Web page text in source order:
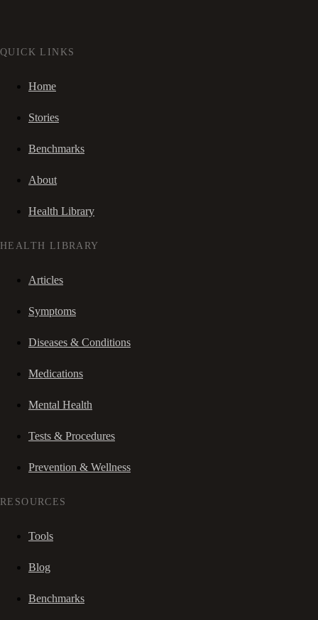
QUICK LINKS
Home
Stories
Benchmarks
About
Health Library
HEALTH LIBRARY
Articles
Symptoms
Diseases & Conditions
Medications
Mental Health
Tests & Procedures
Prevention & Wellness
RESOURCES
Tools
Blog
Benchmarks